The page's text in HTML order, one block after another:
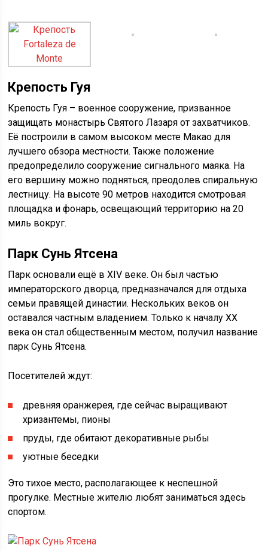
Крепость Гуя
Крепость Гуя – военное сооружение, призванное
защищать монастырь Святого Лазаря от захватчиков.
Её построили в самом высоком месте Макао для
лучшего обзора местности. Также положение
предопределило сооружение сигнального маяка. На
его вершину можно подняться, преодолев спиральную
лестницу. На высоте 90 метров находится смотровая
площадка и фонарь, освещающий территорию на 20
миль вокруг.
Парк Сунь Ятсена
Парк основали ещё в XIV веке. Он был частью
императорского дворца, предназначался для отдыха
семьи правящей династии. Нескольких веков он
оставался частным владением. Только к началу XX
века он стал общественным местом, получил название
парк Сунь Ятсена.
Посетителей ждут:
древняя оранжерея, где сейчас выращивают
хризантемы, пионы
пруды, где обитают декоративные рыбы
уютные беседки
Это тихое место, располагающее к неспешной
прогулке. Местные жителю любят заниматься здесь
спортом.